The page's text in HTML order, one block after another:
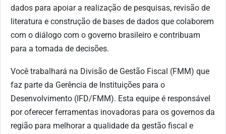
dados para apoiar a realização de pesquisas, revisão de
literatura e construção de bases de dados que colaborem
com o diálogo com o governo brasileiro e contribuam
para a tomada de decisões.
Você trabalhará na Divisão de Gestão Fiscal (FMM) que
faz parte da Gerência de Instituições para o
Desenvolvimento (IFD/FMM). Esta equipe é responsável
por oferecer ferramentas inovadoras para os governos da
região para melhorar a qualidade da gestão fiscal e